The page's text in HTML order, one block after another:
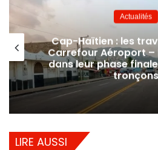
Actualités
Cap-Haïtien : les
Carrefour Aéroport –
dans leur phase
tronçons
LIRE AUSSI